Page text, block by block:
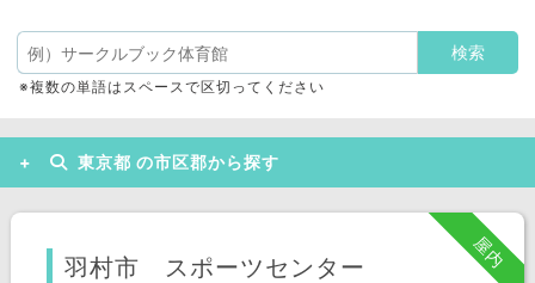
※複数の単語はスペースで区切ってください
東京都 の市区郡から探す
北区 足立区 新宿区
港区 江東区 屋内
羽村市 スポーツセンター